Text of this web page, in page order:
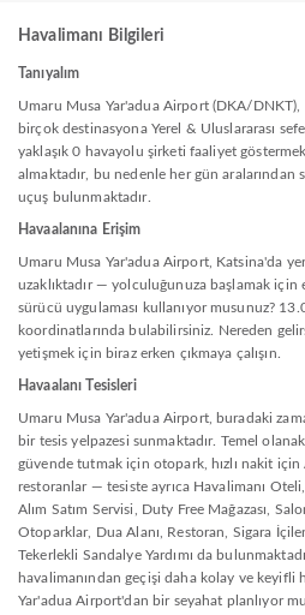
Havalimanı Bilgileri
Tanıyalım
Umaru Musa Yar'adua Airport (DKA/DNKT),
birçok destinasyona Yerel & Uluslararası
yaklaşık 0 havayolu şirketi faaliyet
almaktadır, bu nedenle her gün aralarından
uçuş bulunmaktadır.
Havaalanına Erişim
Umaru Musa Yar'adua Airport, Katsina'da
uzaklıktadır — yolculuğunuza başlamak
sürücü uygulaması kullanıyor musunuz?
koordinatlarında bulabilirsiniz. Nereden
yetişmek için biraz erken çıkmaya çalışın.
Havaalanı Tesisleri
Umaru Musa Yar'adua Airport, buradaki
bir tesis yelpazesi sunmaktadır. Temel
güvende tutmak için otopark, hızlı nakit
restoranlar — tesiste ayrıca Havalimanı
Alım Satım Servisi, Duty Free Mağazası,
Otoparklar, Dua Alanı, Restoran, Sigara
Tekerlekli Sandalye Yardımı da
havalimanından geçişi daha kolay ve keyifli
Yar'adua Airport'dan bir seyahat planlıyor